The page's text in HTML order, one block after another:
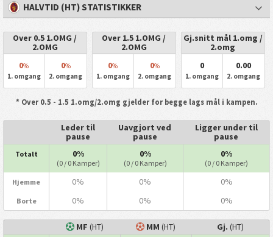
HALVTID (HT) STATISTIKKER
Over 0.5 1.OMG /
2.OMG
0%
1. omgang
0%
2. omgang
Over 1.5 1.OMG /
2.OMG
0%
1. omgang
0%
2. omgang
Gj.snitt mål 1.omg /
2.omg
0
1. omgang
0.00
2. omgang
* Over 0.5 - 1.5 1.omg/2.omg gjelder for begge lags mål i kampen.
Leder til
pause
Uavgjort ved
pause
Ligger under til
pause
Totalt 0%
(0 / 0 Kamper)
0%
(0 / 0 Kamper)
0%
(0 / 0 Kamper)
Hjemme 0% 0% 0%
Borte 0% 0% 0%
MF (HT) MM (HT) Gj. (HT)